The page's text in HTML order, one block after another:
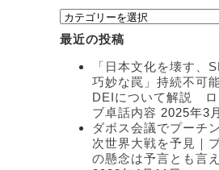
カ
テ
ゴ
最近の投稿
「日本文化を壊す、
巧妙な罠」持続不可
DEIについて解説 ロ
ブ卓話内容 2025年3
ダボス会議でプーチ
次世界大戦を予見｜
の懸念は予言とも言